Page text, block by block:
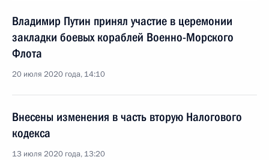
Владимир Путин принял участие в церемонии
закладки боевых кораблей Военно-Морского
Флота
20 июля 2020 года, 14:10
Внесены изменения в часть вторую Налогового
кодекса
13 июля 2020 года, 13:20